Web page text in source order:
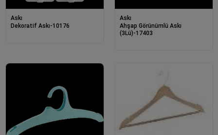
Askı
Dekoratif Askı-10176
Askı
Ahşap Görünümlü Askı
(3Lü)-17403